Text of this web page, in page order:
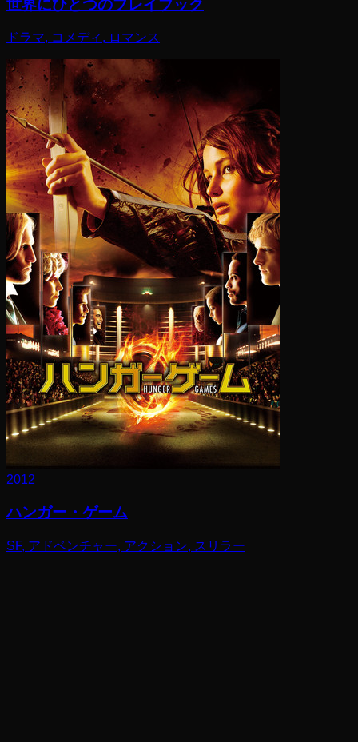
世界にひとつのプレイブック
ドラマ, コメディ, ロマンス
2012
ハンガー・ゲーム
SF, アドベンチャー, アクション, スリラー